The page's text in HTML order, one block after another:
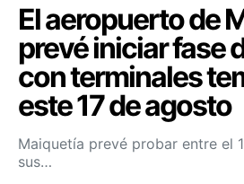
El aeropuerto de
prevé iniciar fase
con terminales
este 17 de agosto
Maiquetía prevé probar entre el
sus…